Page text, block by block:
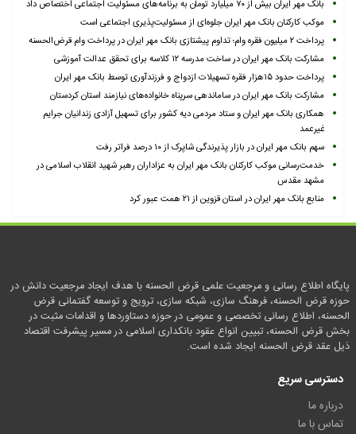
بانک مهر ایران بیش از ۷۰ میلیارد تومان به برنامه‌های مسئولیت اجتماعی اختصاص داد
موکب کارکنان بانک مهر ایران جلوه‌ای از مسئولیت‌پذیری اجتماعی است
پرداخت ۲ میلیون فقره وام؛ تداوم پیشتازی بانک مهر ایران در پرداخت وام قرض‌الحسنه
مشارکت بانک مهر ایران در ساخت مدرسه ۱۲ کلاسه برای تحقق عدالت آموزشی
پرداخت حدود ۱۵هزار فقره تسهیلات ازدواج و فرزندآوری توسط بانک مهر ایران
مشارکت بانک مهر ایران در ساماندهی سرپناه خانواده‌های نیازمند استان کردستان
همکاری بانک مهر ایران و ستاد مردمی دیه کشور برای تسهیل آزادی زندانیان جرایم
غیرعمد
سهم بانک مهر ایران در بازار پذیرندگی شاپرک از ۱۰ درصد فراتر رفت
خدمت‌رسانی موکب کارکنان بانک مهر ایران به عزاداران رهبر شهید انقلاب اسلامی در
مشهد مقدس
منابع بانک مهر ایران در استان قزوین از ۲۱ همت عبور کرد
پایگاه اطلاع رسانی و مرجعیت علمی قرض الحسنه با هدف ایجاد مرجعیت دانش در
حوزه قرض الحسنه، فرهنگ سازی، شبکه سازی، ترویج و توسعه گفتمانی قرض
الحسنه، اطلاع رسانی تخصصی و عمومی در حوزه دستاوردها و اقدامات مثبت در
بخش قرض الحسنه، تبیین انواع عقود بانکداری اسلامی در مسیر پیشرفت اقتصاد
ذیل عقد قرض الحسنه ایجاد شده است.
دسترسی سریع
درباره ما
تماس با ما